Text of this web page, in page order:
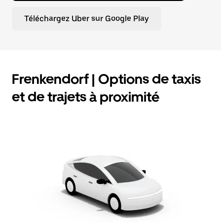
Téléchargez Uber sur Google Play
Frenkendorf | Options de taxis
et de trajets à proximité